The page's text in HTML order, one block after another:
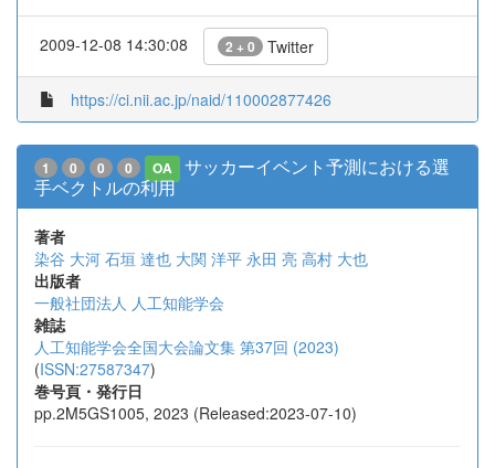
2009-12-08 14:30:08 2 + 0 Twitter
https://ci.nii.ac.jp/naid/110002877426
1 0 0 0 OA
サッカーイベント予測における選
手ベクトルの利用
著者
染谷 大河 石垣 達也 大関 洋平 永田 亮 高村 大也
出版者
一般社団法人 人工知能学会
雑誌
人工知能学会全国大会論文集 第37回 (2023)
(ISSN:27587347)
巻号頁・発行日
pp.2M5GS1005, 2023 (Released:2023-07-10)